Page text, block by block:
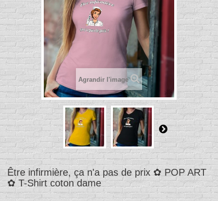
Agrandir l'image
Être infirmière, ça n'a pas de prix ✿ POP ART
✿ T-Shirt coton dame